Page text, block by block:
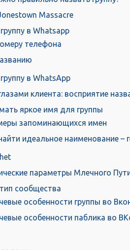
Massacre
в Whatsapp
телефона
в WhatsApp
клиента: восприятие
яркое имя для группы
запоминающихся имен
идеальное наименование –
параметры Млечного
сообщества
особенности группы во
особенности паблика во